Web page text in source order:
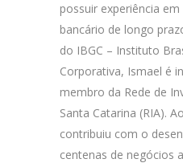
possuir experiência
bancário de longo
do IBGC – Instituto
Corporativa, Ismael é
membro da Rede de
Santa Catarina (RIA).
contribuiu com o
centenas de negócios